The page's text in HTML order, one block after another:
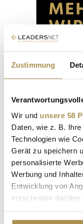
Zustimmung
Wir und unsere 58
Daten, wie z. B.
Technologien wie
Gerät zu speichern
personalisierte
Werbung und
Entwicklung von
entscheiden
Cookie-Erklärung